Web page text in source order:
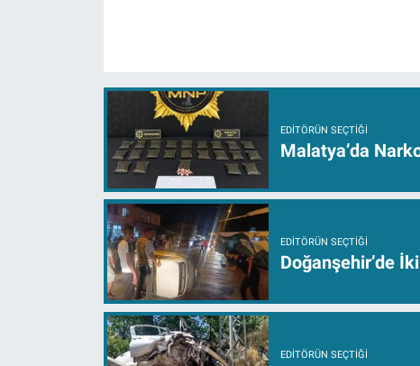
EDITÖRÜN SEÇTIĞI
Malatya’da
EDITÖRÜN SEÇTIĞI
Doğanşehir’de
EDITÖRÜN SEÇTIĞI